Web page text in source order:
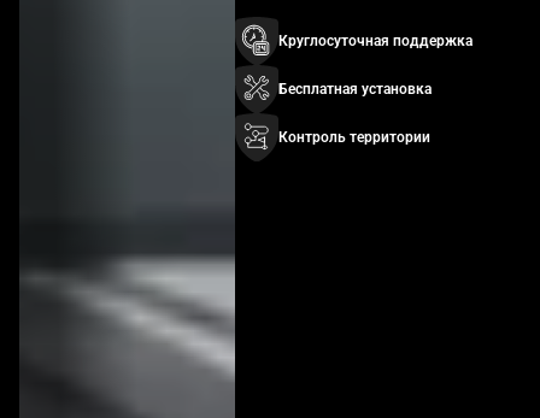
Круглосуточная поддержка
Бесплатная установка
Контроль территории